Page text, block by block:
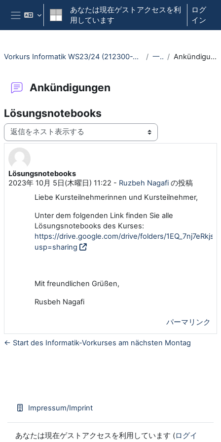
メインコンテンツへスキップする
サイドパネル
あなたは現在ゲストアクセスを利
用しています
ログ
イン
Vorkurs Informatik WS23/24 (212300-WiSe23/24) 一般 Ankündigungen
Ankündigungen
Lösungsnotebooks
表示モード
Lösungsnotebooks
2023年 10月 5日(木曜日) 11:22 - Ruzbeh Nagafi の投稿
返信数: 0
Liebe Kursteilnehmerinnen und Kursteilnehmer,
Unter dem folgenden Link finden Sie alle
Lösungsnotebooks des Kurses:
https://drive.google.com/drive/folders/
usp=sharing
Mit freundlichen Grüßen,
Rusbeh Nagafi
パーマリンク
← Start des Informatik-Vorkurses am nächsten Montag
Impressum/Imprint
あなたは現在ゲストアクセスを利用しています (ログイ